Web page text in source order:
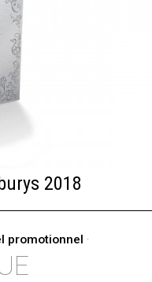
2018
promotionnel ·